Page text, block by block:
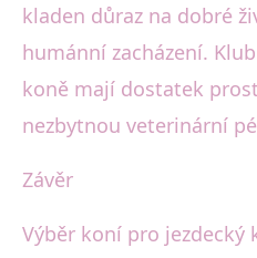
kladen důraz na dobré
humánní zacházení.
koně mají dostatek
nezbytnou veterinární
Závěr
Výběr koní pro jezdecký